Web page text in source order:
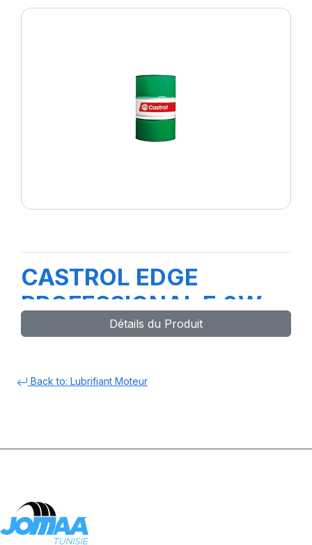
CASTROL EDGE
PROFESSIONAL E 0W-
30 208LDétails du Produit
Back to: Lubrifiant Moteur